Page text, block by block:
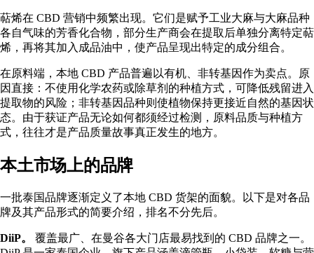
萜烯在 CBD 营销中频繁出现。它们是赋予工业大麻与大麻品种
各自气味的芳香化合物，部分生产商会在提取后单独分离特定萜
烯，再将其加入成品油中，使产品呈现出特定的成分组合。
在原料端，本地 CBD 产品普遍以有机、非转基因作为卖点。原
因直接：不使用化学农药或除草剂的种植方式，可降低残留进入
提取物的风险；非转基因品种则使植物保持更接近自然的基因状
态。由于获证产品无论如何都须经过检测，原料品质与种植方
式，往往才是产品质量故事真正发生的地方。
本土市场上的品牌
一批泰国品牌逐渐定义了本地 CBD 货架的面貌。以下是对各品
牌及其产品形式的简要介绍，排名不分先后。
DiiP。
覆盖最广、在曼谷各大门店最易找到的 CBD 品牌之一。